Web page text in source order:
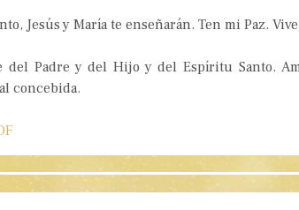
Jesús y María te enseñarán. Ten mi Paz.
del Padre y del Hijo y del Espíritu Santo.
concebida.